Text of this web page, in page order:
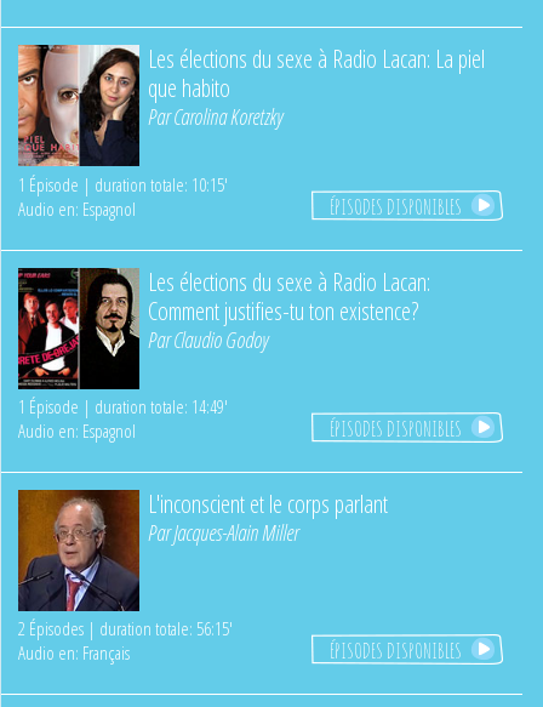
Les élections du sexe à Radio Lacan: La piel
que habito
ParCarolina Koretzky
1 Épisode | duration totale: 10:15'
Audio en: Espagnol
ÉPISODES DISPONIBLES
Les élections du sexe à Radio Lacan:
Comment justifies-tu ton existence?
ParClaudio Godoy
1 Épisode | duration totale: 14:49'
Audio en: Espagnol
ÉPISODES DISPONIBLES
L'inconscient et le corps parlant
ParJacques-Alain Miller
2 Épisodes | duration totale: 56:15'
Audio en: Français
ÉPISODES DISPONIBLES